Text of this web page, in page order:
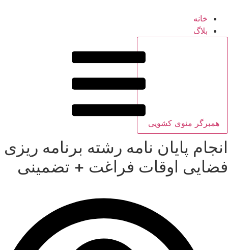
خانه
بلاگ
همبرگر منوی کشویی
انجام پایان نامه رشته برنامه ریزی
فضایی اوقات فراغت + تضمینی